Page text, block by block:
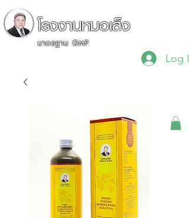
โรงงานหมอเส็ง
มาตรฐาน GMP
Log In